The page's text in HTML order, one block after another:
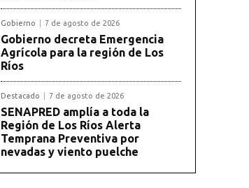
Gobierno 7 de agosto de 2026
Gobierno decreta Emergencia
Agrícola para la región de Los
Ríos
Destacado 7 de agosto de 2026
SENAPRED amplía a toda la
Región de Los Ríos Alerta
Temprana Preventiva por
nevadas y viento puelche